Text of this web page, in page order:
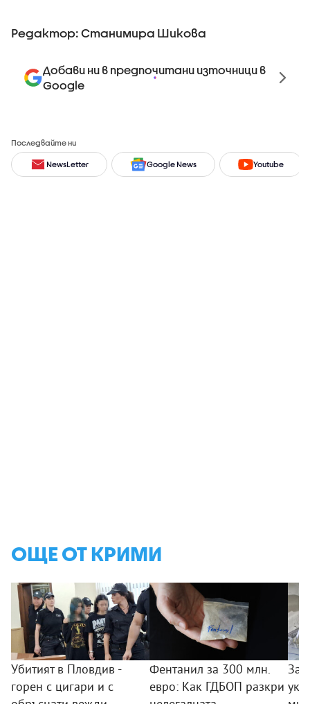
Редактор: Станимира Шикова
Добави ни в предпочитани източници в
Google
Последвайте ни
NewsLetter Google News Youtube
ОЩЕ ОТ КРИМИ
Убитият в Пловдив -
горен с цигари и с
Фентанил за 300 млн.
евро: Как ГДБОП разкри